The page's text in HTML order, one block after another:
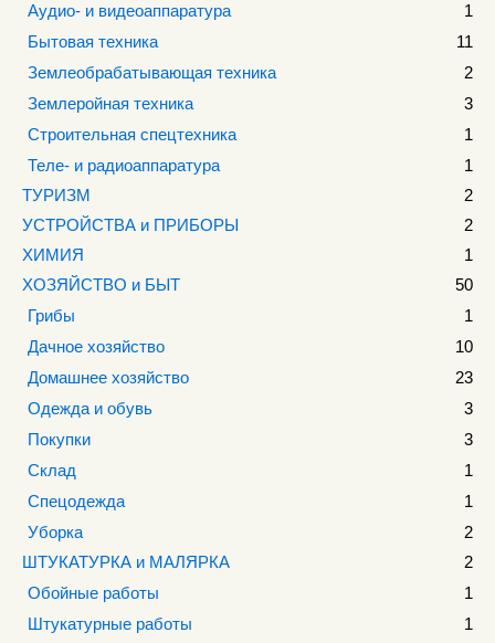
Аудио- и видеоаппаратура
1
Бытовая техника
11
Землеобрабатывающая техника
2
Землеройная техника
3
Строительная спецтехника
1
Теле- и радиоаппаратура
1
ТУРИЗМ
2
УСТРОЙСТВА и ПРИБОРЫ
2
ХИМИЯ
1
ХОЗЯЙСТВО и БЫТ
50
Грибы
1
Дачное хозяйство
10
Домашнее хозяйство
23
Одежда и обувь
3
Покупки
3
Склад
1
Спецодежда
1
Уборка
2
ШТУКАТУРКА и МАЛЯРКА
2
Обойные работы
1
Штукатурные работы
1